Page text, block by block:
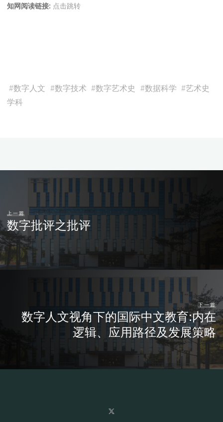
知网阅读链接: 点击跳转
#数字人文 #数字技术 #数字艺术史 #数据科学 #艺术史
学科
上一篇
数字批评之批评
下一篇
数字人文视角下的国际中文教育:内在
逻辑、应用路径及发展策略